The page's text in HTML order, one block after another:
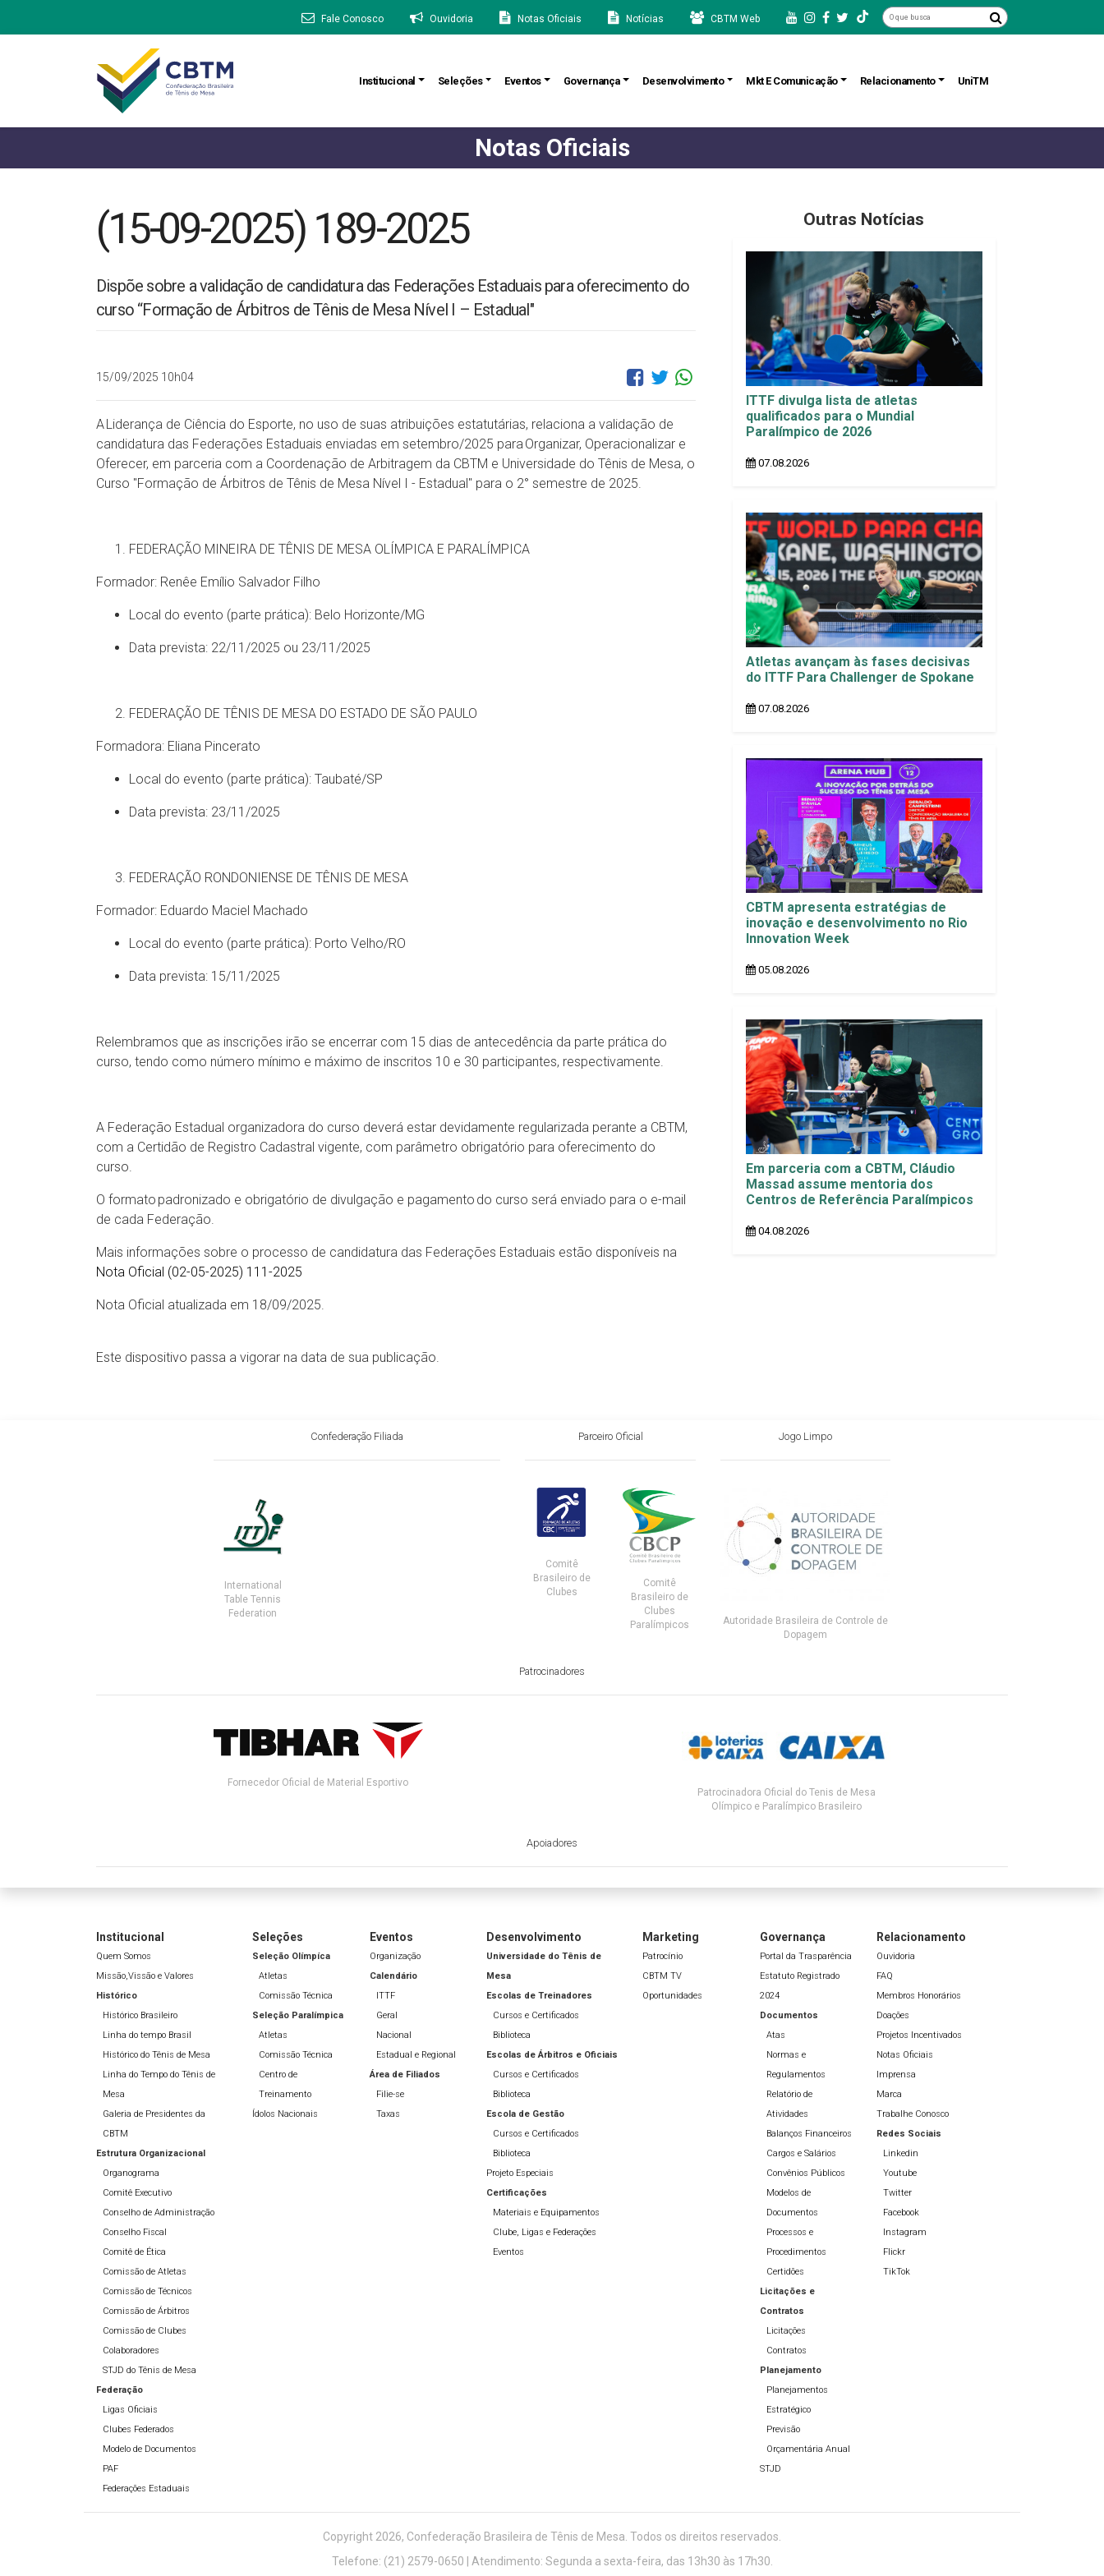
Fale Conosco Ouvidoria Notas Oficiais Notícias CBTM Web
Institucional Seleções Eventos Governança Desenvolvimento Mkt E Comunicação Relacionamento UniTM
Notas Oficiais
(15-09-2025) 189-2025
Dispõe sobre a validação de candidatura das Federações Estaduais para oferecimento do
curso “Formação de Árbitros de Tênis de Mesa Nível I – Estadual"
15/09/2025 10h04
A Liderança de Ciência do Esporte, no uso de suas atribuições estatutárias, relaciona a validação de
candidatura das Federações Estaduais enviadas em setembro/2025 para Organizar, Operacionalizar e
Oferecer, em parceria com a Coordenação de Arbitragem da CBTM e Universidade do Tênis de Mesa, o
Curso "Formação de Árbitros de Tênis de Mesa Nível I - Estadual" para o 2° semestre de 2025.
FEDERAÇÃO MINEIRA DE TÊNIS DE MESA OLÍMPICA E PARALÍMPICA
Formador: Renêe Emílio Salvador Filho
Local do evento (parte prática): Belo Horizonte/MG
Data prevista: 22/11/2025 ou 23/11/2025
FEDERAÇÃO DE TÊNIS DE MESA DO ESTADO DE SÃO PAULO
Formadora: Eliana Pincerato
Local do evento (parte prática): Taubaté/SP
Data prevista: 23/11/2025
FEDERAÇÃO RONDONIENSE DE TÊNIS DE MESA
Formador: Eduardo Maciel Machado
Local do evento (parte prática): Porto Velho/RO
Data prevista: 15/11/2025
Relembramos que as inscrições irão se encerrar com 15 dias de antecedência da parte prática do
curso, tendo como número mínimo e máximo de inscritos 10 e 30 participantes, respectivamente.
A Federação Estadual organizadora do curso deverá estar devidamente regularizada perante a CBTM,
com a Certidão de Registro Cadastral vigente, com parâmetro obrigatório para oferecimento do
curso.
O formato padronizado e obrigatório de divulgação e pagamento do curso será enviado para o e-mail
de cada Federação.
Mais informações sobre o processo de candidatura das Federações Estaduais estão disponíveis na
Nota Oficial (02-05-2025) 111-2025
Nota Oficial atualizada em 18/09/2025.
Este dispositivo passa a vigorar na data de sua publicação.
Outras Notícias
ITTF divulga lista de atletas
qualificados para o Mundial
Paralímpico de 2026
07.08.2026
Atletas avançam às fases decisivas
do ITTF Para Challenger de Spokane
07.08.2026
CBTM apresenta estratégias de
inovação e desenvolvimento no Rio
Innovation Week
05.08.2026
Em parceria com a CBTM, Cláudio
Massad assume mentoria dos
Centros de Referência Paralímpicos
04.08.2026
Confederação Filiada
International
Table Tennis
Federation
Parceiro Oficial
Comitê
Brasileiro de
Clubes
Comitê
Brasileiro de
Clubes
Paralímpicos
Jogo Limpo
Autoridade Brasileira de Controle de
Dopagem
Patrocinadores
Fornecedor Oficial de Material Esportivo
Patrocinadora Oficial do Tenis de Mesa
Olímpico e Paralímpico Brasileiro
Apoiadores
Institucional
Quem Somos
Missão,Vissão e Valores
Histórico
Histórico Brasileiro
Linha do tempo Brasil
Histórico do Tênis de Mesa
Linha do Tempo do Tênis de
Mesa
Galeria de Presidentes da
CBTM
Estrutura Organizacional
Organograma
Comitê Executivo
Conselho de Administração
Conselho Fiscal
Comitê de Ética
Comissão de Atletas
Comissão de Técnicos
Comissão de Árbitros
Comissão de Clubes
Colaboradores
STJD do Tênis de Mesa
Federação
Ligas Oficiais
Clubes Federados
Modelo de Documentos
PAF
Federações Estaduais
Seleções
Seleção Olímpíca
Atletas
Comissão Técnica
Seleção Paralímpica
Atletas
Comissão Técnica
Centro de
Treinamento
Ídolos Nacionais
Eventos
Organização
Calendário
ITTF
Geral
Nacional
Estadual e Regional
Área de Filiados
Filie-se
Taxas
Desenvolvimento
Universidade do Tênis de
Mesa
Escolas de Treinadores
Cursos e Certificados
Biblioteca
Escolas de Árbitros e Oficiais
Cursos e Certificados
Biblioteca
Escola de Gestão
Cursos e Certificados
Biblioteca
Projeto Especiais
Certificações
Materiais e Equipamentos
Clube, Ligas e Federações
Eventos
Marketing
Patrocínio
CBTM TV
Oportunidades
Governança
Portal da Trasparência
Estatuto Registrado
2024
Documentos
Atas
Normas e
Regulamentos
Relatório de
Atividades
Balanços Financeiros
Cargos e Salários
Convênios Públicos
Modelos de
Documentos
Processos e
Procedimentos
Certidões
Licitações e
Contratos
Licitações
Contratos
Planejamento
Planejamentos
Estratégico
Previsão
Orçamentária Anual
STJD
Relacionamento
Ouvidoria
FAQ
Membros Honorários
Doações
Projetos Incentivados
Notas Oficiais
Imprensa
Marca
Trabalhe Conosco
Redes Sociais
Linkedin
Youtube
Twitter
Facebook
Instagram
Flickr
TikTok
Copyright 2026, Confederação Brasileira de Tênis de Mesa. Todos os direitos reservados.
Telefone: (21) 2579-0650 | Atendimento: Segunda a sexta-feira, das 13h30 às 17h30.